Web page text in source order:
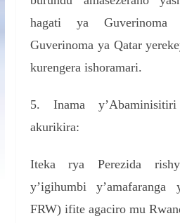
hagati ya
Guverinoma ya Qatar
kurengera ishoramari.
5. Inama
akurikira:
Iteka rya Perezida
y’igihumbi y’amafaranga
FRW) ifite agaciro mu